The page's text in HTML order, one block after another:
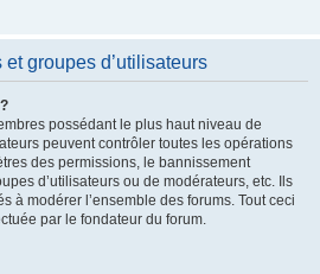
groupes d’utilisateurs
possédant le plus haut niveau de
peuvent contrôler toutes les opérations
des permissions, le bannissement
d’utilisateurs ou de modérateurs, etc. Ils
à modérer l’ensemble des forums. Tout ceci
par le fondateur du forum.